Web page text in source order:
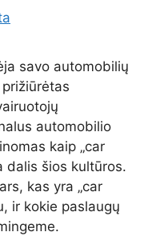
savo automobilių
automobilio
kaip „car
dalis šios kultūros.
kas yra „car
ir kokie paslaugų